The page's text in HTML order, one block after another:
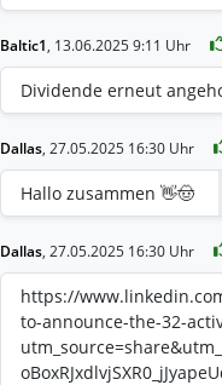
Baltic1, 13.06.2025 9:11 Uhr
Dividende erneut
Dallas, 27.05.2025 16:30 Uhr
Hallo zusammen 👋🤠
Dallas, 27.05.2025 16:30 Uhr
https://
to-announce-the-32-